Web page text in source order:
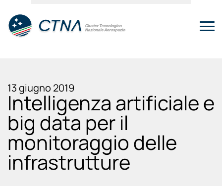
13 giugno 2019
Intelligenza artificiale e
big data per il
monitoraggio delle
infrastrutture